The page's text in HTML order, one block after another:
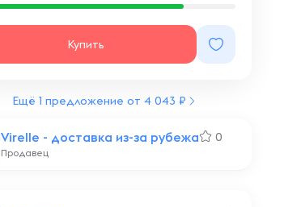
Virelle - доставка из-за рубежа 0
Продавец
Купить
Ещё 1 предложение от 4 043 ₽